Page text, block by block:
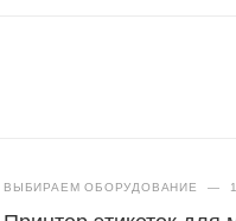
ВЫБИРАЕМ ОБОРУДОВАНИЕ —